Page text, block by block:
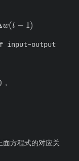
w −
input-output
方程式的对应关